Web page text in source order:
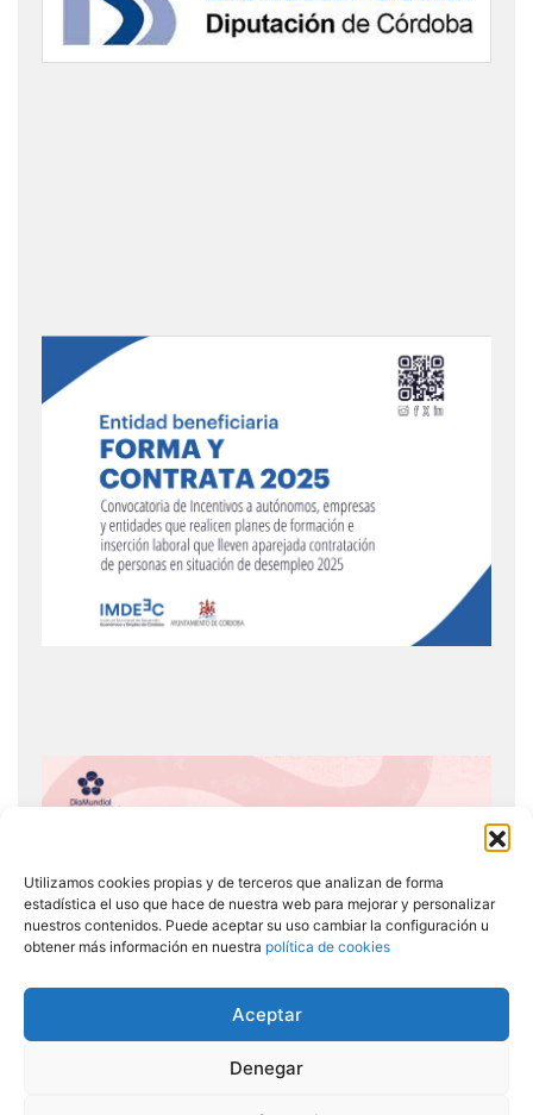
Utilizamos cookies propias y de terceros que analizan de forma
estadística el uso que hace de nuestra web para mejorar y personalizar
nuestros contenidos. Puede aceptar su uso cambiar la configuración u
obtener más información en nuestra política de cookies
Aceptar
Denegar